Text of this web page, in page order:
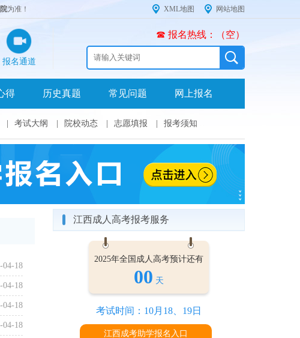
为准！ 网站地图
XML地图
报名通道
☎ 报名热线：（空）
得 历史真题 常见问题 网上报名
考试大纲 院校动态 志愿填报 报考须知
04-18
04-18
04-18
04-18
江西成人高考报考服务
2025年全国成人高考预计还有
00 天
考试时间：10月18、19日
江西成考助学报名入口